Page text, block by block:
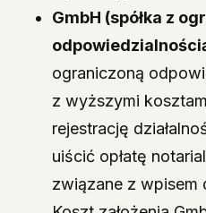
GmbH (spółka z
ograniczoną
z wyższymi
rejestrację
uiścić opłatę
związane z wpisem